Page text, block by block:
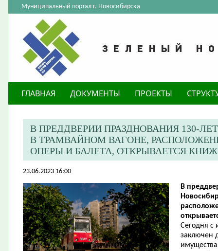
Муниципальный портал г. Новосибирска
ГЛАВНАЯ ДОКУМЕНТЫ ПРОЕКТЫ
​В ПРЕДДВЕРИИ ПРАЗДНОВАНИЯ 130-
В ТРАМВАЙНОМ ВАГОНЕ,
ОПЕРЫ И БАЛЕТА, ОТКРЫВАЕТСЯ
23.06.2023 16:00
​В
Сегодня с
заключен